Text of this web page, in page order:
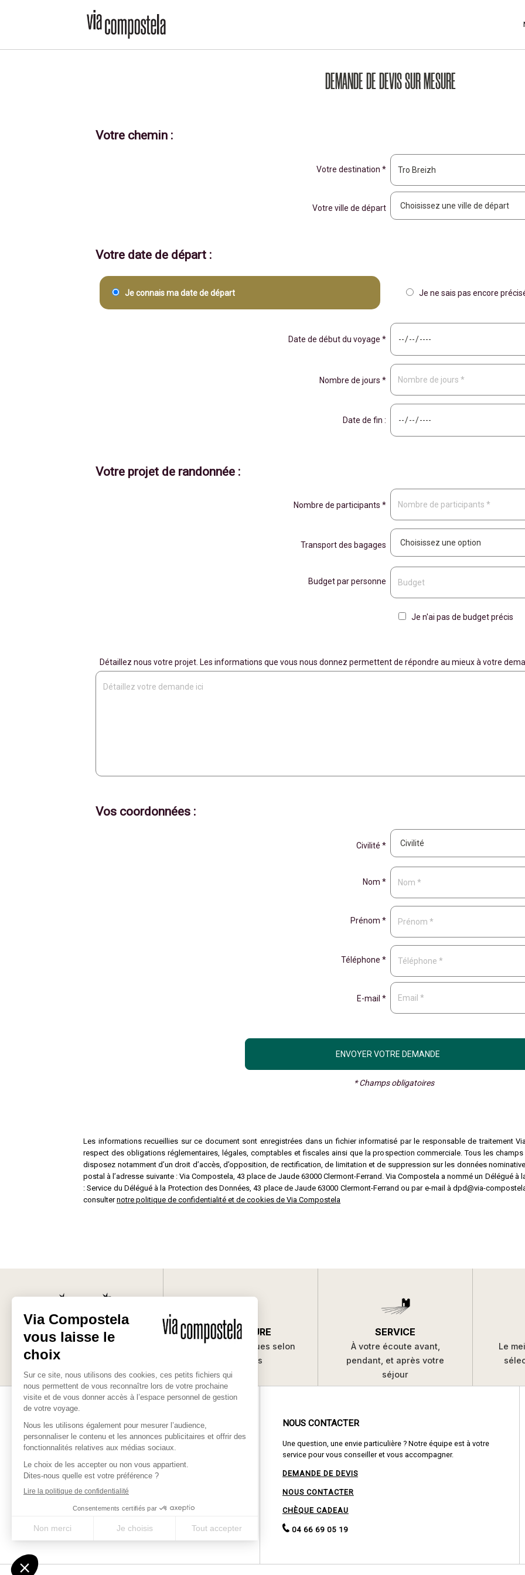
DEMANDE DE DEVIS SUR MESURE
Votre chemin :
Votre destination *
Votre ville de départ
Votre date de départ :
Je connais ma date de départ Je ne sais pas encore
Date de début du voyage *
Nombre de jours *
Date de fin :
Votre projet de randonnée :
Nombre de participants *
Transport des bagages
Budget par personne
Je n'ai pas de budget précis
Détaillez nous votre projet. Les informations que vous nous donnez permettent de répondre au mieux à votre
Vos coordonnées :
Civilité *
Nom *
Prénom *
Téléphone *
E-mail *
* Champs obligatoires
Les informations recueillies sur ce document sont enregistrées dans un fichier informatisé par le responsable de traitement
respect des obligations réglementaires, légales, comptables et fiscales ainsi que la prospection commerciale. Tous les
disposez notamment d’un droit d’accès, d’opposition, de rectification, de limitation et de suppression sur les données
postal à l’adresse suivante : Via Compostela, 43 place de Jaude 63000 Clermont-Ferrand. Via Compostela a nommé un Délégué
: Service du Délégué à la Protection des Données, 43 place de Jaude 63000 Clermont-Ferrand ou par e-mail à dpd@via-
consulternotre politique de confidentialité et de cookies de Via Compostela
Les bonnes raisons
de partir avec nous
SUR-MESURE
Des séjours uniques selon
vos envies
SERVICE
À votre écoute avant,
pendant, et après votre
séjour
Le
Sylva SAS pour vous offrir le meilleur des chemins millénaires
en France, en Europe et dans le monde.
NOUS CONTACTER
Une question, une envie particulière ? Notre équipe est à votre
service pour vous conseiller et vous accompagner.
DEMANDE DE DEVIS
NOUS CONTACTER
CHÈQUE CADEAU
04 66 69 05 19